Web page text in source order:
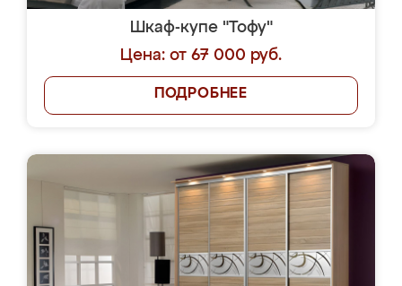
Шкаф-купе "Тофу"
Цена: от 67 000 руб.
ПОДРОБНЕЕ